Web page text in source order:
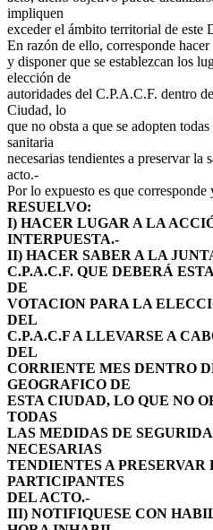
impliquen
exceder el ámbito territorial de este
En razón de ello, corresponde
y disponer que se establezcan los
elección de
autoridades del C.P.A.C.F. dentro
Ciudad, lo
que no obsta a que se adopten
sanitaria
necesarias tendientes a preservar la
acto.-
Por lo expuesto es que corresponde
RESUELVO:
I) HACER LUGAR A LA
INTERPUESTA.-
II) HACER SABER A LA
C.P.A.C.F. QUE DEBERÁ
DE
VOTACION PARA LA
DEL
C.P.A.C.F A LLEVARSE A
DEL
CORRIENTE MES DENTRO
GEOGRAFICO DE
ESTA CIUDAD, LO QUE NO
TODAS
LAS MEDIDAS DE
NECESARIAS
TENDIENTES A PRESERVAR
PARTICIPANTES
DEL ACTO.-
III) NOTIFIQUESE CON